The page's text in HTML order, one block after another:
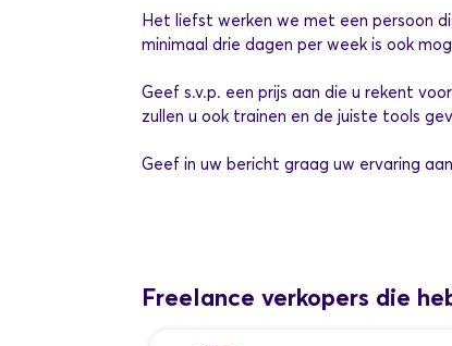
Het liefst werken we met een persoon
minimaal drie dagen per week is ook
Geef s.v.p. een prijs aan die u rekent
zullen u ook trainen en de juiste tools
Geef in uw bericht graag uw ervaring
Freelance verkopers die